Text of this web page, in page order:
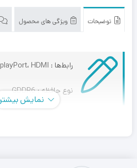
توضیحات ویژگی های محصول
رابط‌ها : DisplayPort، HDMI
نوع حافظه : GDDR6
فضای نصب مورد نیاز : دو اسلات
نمایش بیشتر